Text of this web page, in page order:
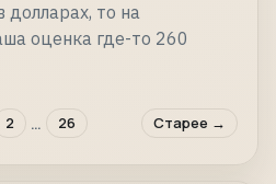
долларах, то на
оценка где-то 260
2 … 26 Старее →